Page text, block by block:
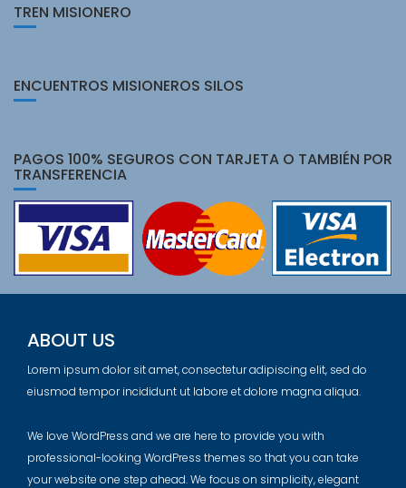
TREN MISIONERO
ENCUENTROS MISIONEROS SILOS
PAGOS 100% SEGUROS CON TARJETA O TAMBIÉN POR
TRANSFERENCIA
ABOUT US
Lorem ipsum dolor sit amet, consectetur adipiscing elit, sed do
eiusmod tempor incididunt ut labore et dolore magna aliqua.
We love WordPress and we are here to provide you with
professional-looking WordPress themes so that you can take
your website one step ahead. We focus on simplicity, elegant